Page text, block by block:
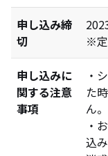
申し込み締
切
※定
申し込みに
関する注意
事項
・
た
ん。
・
込